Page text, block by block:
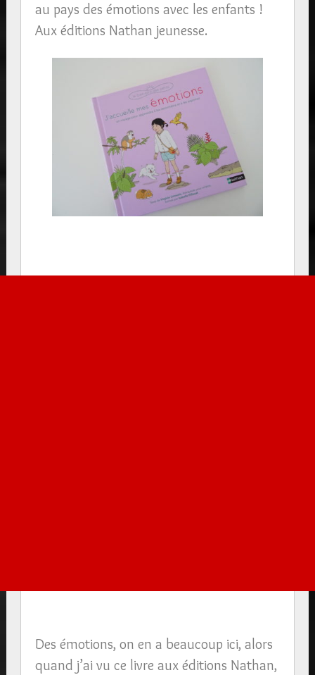
au pays des émotions avec les enfants !
Aux éditions Nathan jeunesse.
Des émotions, on en a beaucoup ici, alors
quand j’ai vu ce livre aux éditions Nathan,